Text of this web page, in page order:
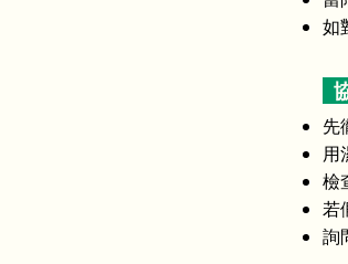
如
先
用
檢
若
詢